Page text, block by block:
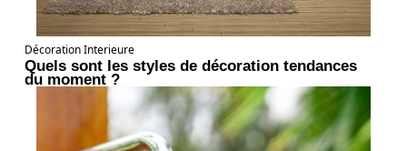
Décoration Interieure
Quels sont les styles de décoration tendances
du moment ?